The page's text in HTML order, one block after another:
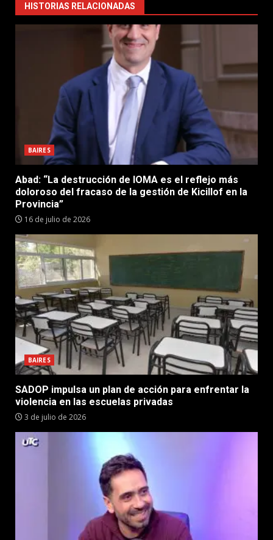
HISTORIAS RELACIONADAS
BAIRES
Abad: “La destrucción de IOMA es el reflejo más
doloroso del fracaso de la gestión de Kicillof en la
Provincia”
16 de julio de 2026
BAIRES
SADOP impulsa un plan de acción para enfrentar la
violencia en las escuelas privadas
3 de julio de 2026